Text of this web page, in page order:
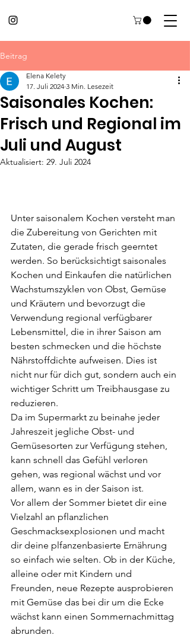
Beitrag
Saisonales Kochen:
Frisch und Regional im
Juli und August
Elena Kelety
17. Juli 2024 3 Min. Lesezeit
Aktualisiert: 29. Juli 2024
Unter saisonalem Kochen versteht man
die Zubereitung von Gerichten mit
Zutaten, die gerade frisch geerntet
werden. So berücksichtigt saisonales
Kochen und Einkaufen die natürlichen
Wachstumszyklen von Obst, Gemüse
und Kräutern und bevorzugt die
Verwendung regional verfügbarer
Lebensmittel, die in ihrer Saison am
besten schmecken und die höchste
Nährstoffdichte aufweisen. Dies ist
nicht nur für dich gut, sondern auch ein
wichtiger Schritt um Treibhausgase zu
reduzieren.
Da im Supermarkt zu beinahe jeder
Jahreszeit jegliche Obst- und
Gemüsesorten zur Verfügung stehen,
kann schnell das Gefühl verloren
gehen, was regional wächst und vor
allem, wann es in der Saison ist.
Vor allem der Sommer bietet dir eine
Vielzahl an pflanzlichen
Geschmacksexplosionen und macht
dir deine plfanzenbasierte Ernährung
so einfach wie selten. Ob in der Küche,
alleine oder mit Kindern und
Freunden, neue Rezepte ausprobieren
mit Gemüse das bei dir um die Ecke
wächst kann einen Sommernachmittag
abrunden.